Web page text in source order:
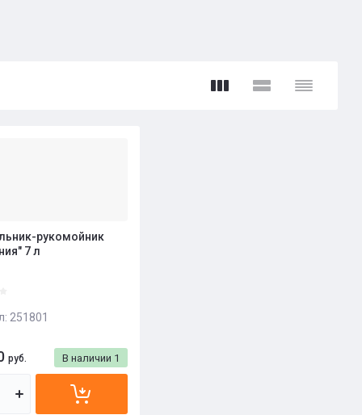
рукомойник
7 л
251801
В наличии 1
руб.